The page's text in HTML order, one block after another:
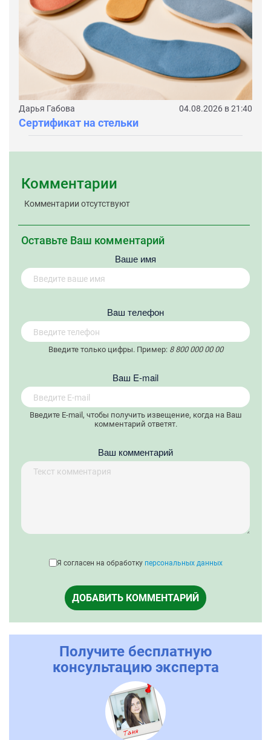
Дарья Габова 04.08.2026 в 21:40
Сертификат на стельки
Комментарии
Комментарии отсутствуют
Оставьте Ваш комментарий
Ваше имя
Вaш телефон
Введите только цифры. Пример: 8 800 000 00 00
Вaш E-mail
Введите E-mail, чтобы получить извещение, когда на Ваш
комментарий ответят.
Ваш комментарий
Я согласен на обработку персональных данных
ДОБАВИТЬ КОММЕНТАРИЙ
Получите бесплатную
консультацию эксперта